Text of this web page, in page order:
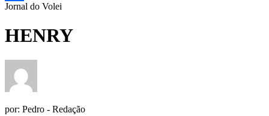
Share
Jornal do Volei
HENRY
por: Pedro - Redação